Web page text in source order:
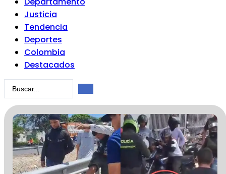
Justicia
Tendencia
Deportes
Colombia
Destacados
Search